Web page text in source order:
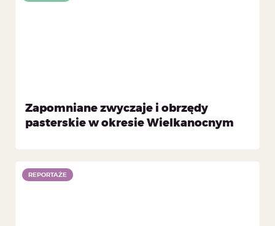
Zapomniane zwyczaje i obrzędy
pasterskie w okresie Wielkanocnym
REPORTAŻE